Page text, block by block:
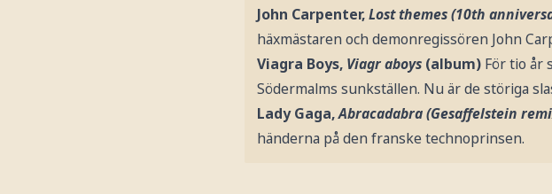
John Carpenter,Lost themes (10th
häxmästaren och demonregissören John
Viagra Boys, Viagr aboys (album) För tio år
Södermalms sunkställen. Nu är de störiga
Lady Gaga,Abracadabra (Gesaffelstein
händerna på den franske technoprinsen.